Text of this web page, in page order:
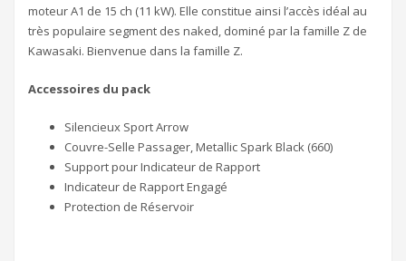
moteur A1 de 15 ch (11 kW). Elle constitue ainsi l’accès idéal au
très populaire segment des naked, dominé par la famille Z de
Kawasaki. Bienvenue dans la famille Z.
Accessoires du pack
Silencieux Sport Arrow
Couvre-Selle Passager, Metallic Spark Black (660)
Support pour Indicateur de Rapport
Indicateur de Rapport Engagé
Protection de Réservoir